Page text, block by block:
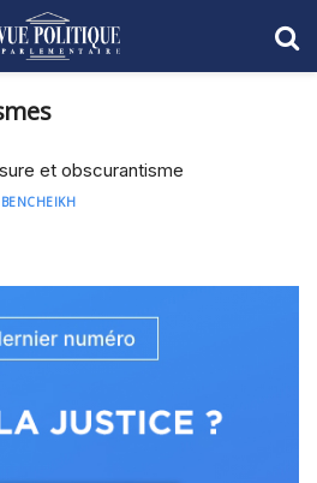
et obscurantisme